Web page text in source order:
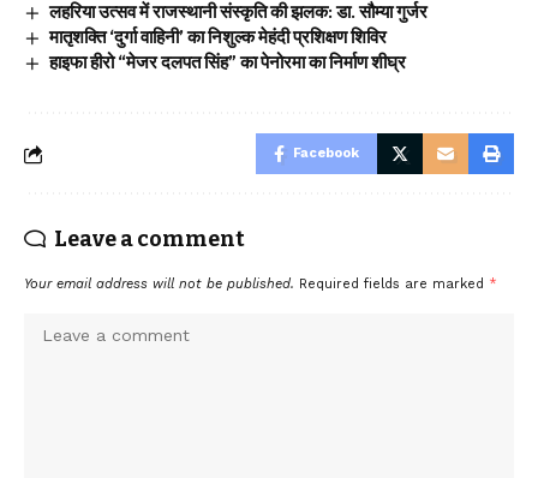
लहरिया उत्सव में राजस्थानी संस्कृति की झलक: डा. सौम्या गुर्जर
मातृशक्ति ‘दुर्गा वाहिनी’ का निशुल्क मेहंदी प्रशिक्षण शिविर
हाइफा हीरो “मेजर दलपत सिंह” का पेनोरमा का निर्माण शीघ्र
Facebook
Leave a comment
Your email address will not be published. Required fields are marked *